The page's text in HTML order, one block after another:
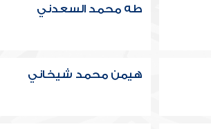
طه محمد السعدني
هيمن محمد شيخاني